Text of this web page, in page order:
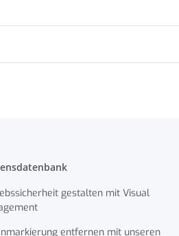
gestalten mit Visual
entfernen mit unseren